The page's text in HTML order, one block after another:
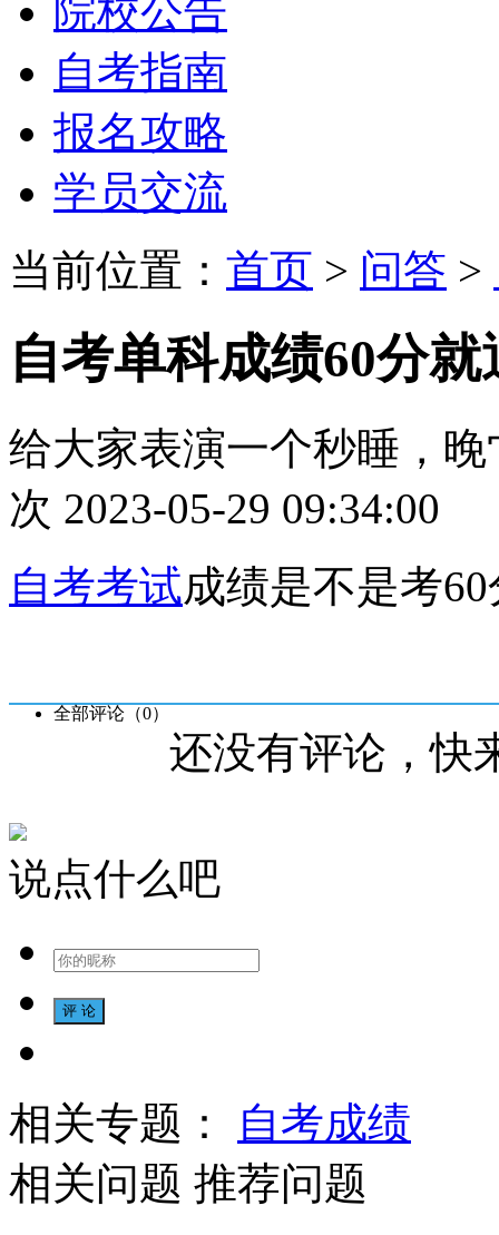
院校公告
自考指南
报名攻略
学员交流
当前位置： 首页 > 问答 >
自考单科成绩60分
给大家表演一个秒睡，晚
次 2023-05-29 09:34:00
自考考试成绩是不是考
全部评论（0）
还没有评论，快
说点什么吧
相关专题：
自考成绩
相关问题 推荐问题